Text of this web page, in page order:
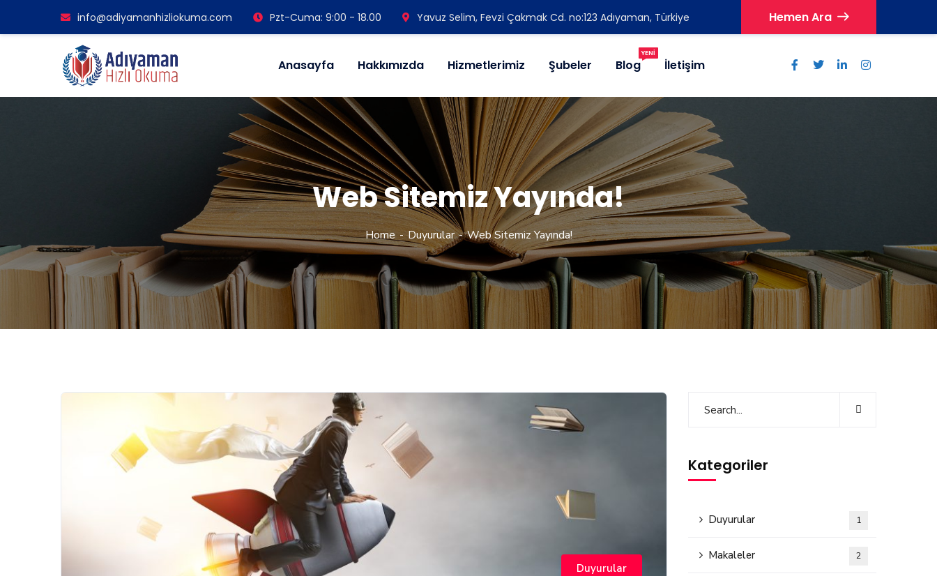
info@adiyamanhizliokuma.com Pzt-Cuma: 9:00 - 18.00 Yavuz Selim, Fevzi Çakmak Cd. no:123 Adıyaman, Türkiye Hemen Ara
Anasayfa Hakkımızda Hizmetlerimiz Şubeler Blog
YENI
İletişim
Web Sitemiz Yayında!
Home Duyurular Web Sitemiz Yayında!
Duyurular
Kategoriler
Duyurular 1
Makaleler 2